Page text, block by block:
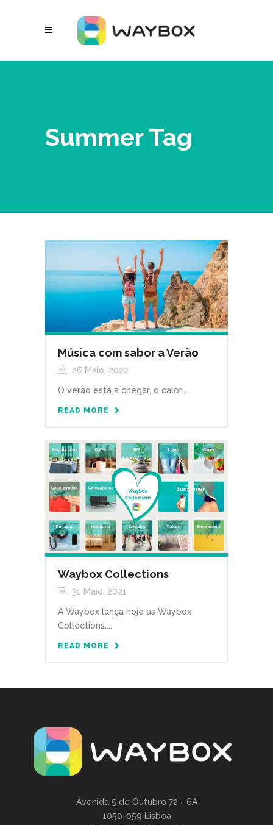
Summer Tag
Música com sabor a Verão
26 Maio, 2022
O verão está a chegar, o calor...
READ MORE
Waybox Collections
31 Maio, 2021
A Waybox lança hoje as Waybox
Collections....
READ MORE
Avenida 5 de Outubro 72 - 6A
1050-059 Lisboa